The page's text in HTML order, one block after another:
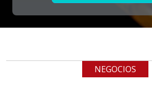
Requiere:
TUBERÍA INOXIDABLE
cualquiera
NEGOCIOS